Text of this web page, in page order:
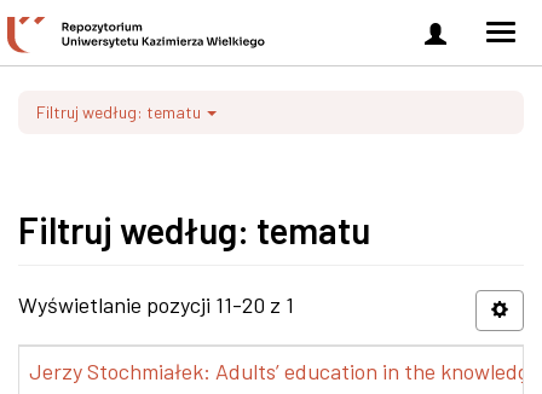
Zaloguj
się
Filtruj według: tematu
Filtruj według: tematu
Wyświetlanie pozycji 11-20 z 1
Jerzy Stochmiałek: Adults’ education in the